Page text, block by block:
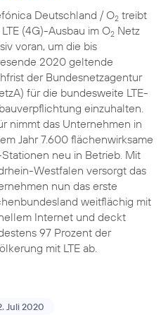
Deutschland / O2treibt
(4G)-Ausbau im O2Netz
voran, um die bis
2020 geltende
der Bundesnetzagentur
für die bundesweite LTE-
einzuhalten.
nimmt das Unternehmen in
Jahr 7.600 flächenwirksame
Stationen neu in Betrieb. Mit
Westfalen versorgt das
nun das erste
weitflächig mit
Internet und deckt
97 Prozent der
mit LTE ab.
Juli 2020